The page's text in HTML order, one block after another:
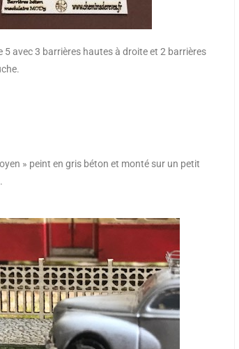
5 avec 3 barrières hautes à droite et 2 barrières
» peint en gris béton et monté sur un petit